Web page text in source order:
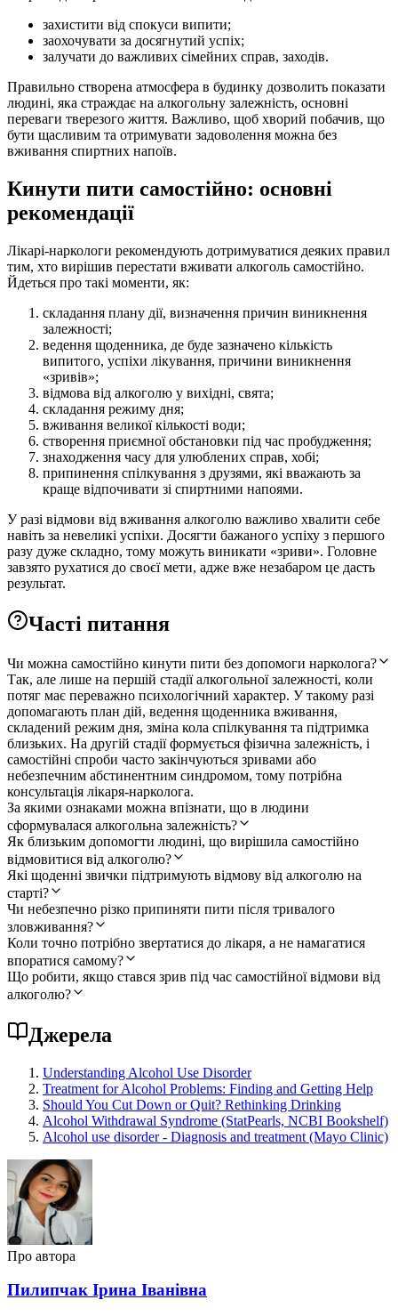
захистити від спокуси випити;
заохочувати за досягнутий успіх;
залучати до важливих сімейних справ, заходів.
Правильно створена атмосфера в будинку дозволить показати
людині, яка страждає на алкогольну залежність, основні
переваги тверезого життя. Важливо, щоб хворий побачив, що
бути щасливим та отримувати задоволення можна без
вживання спиртних напоїв.
Кинути пити самостійно: основні
рекомендації
Лікарі-наркологи рекомендують дотримуватися деяких правил
тим, хто вирішив перестати вживати алкоголь самостійно.
Йдеться про такі моменти, як:
складання плану дії, визначення причин виникнення
залежності;
ведення щоденника, де буде зазначено кількість
випитого, успіхи лікування, причини виникнення
«зривів»;
відмова від алкоголю у вихідні, свята;
складання режиму дня;
вживання великої кількості води;
створення приємної обстановки під час пробудження;
знаходження часу для улюблених справ, хобі;
припинення спілкування з друзями, які вважають за
краще відпочивати зі спиртними напоями.
У разі відмови від вживання алкоголю важливо хвалити себе
навіть за невеликі успіхи. Досягти бажаного успіху з першого
разу дуже складно, тому можуть виникати «зриви». Головне
завзято рухатися до своєї мети, адже вже незабаром це дасть
результат.
Часті питання
Чи можна самостійно кинути пити без допомоги нарколога?
Так, але лише на першій стадії алкогольної залежності, коли
потяг має переважно психологічний характер. У такому разі
допомагають план дій, ведення щоденника вживання,
складений режим дня, зміна кола спілкування та підтримка
близьких. На другій стадії формується фізична залежність, і
самостійні спроби часто закінчуються зривами або
небезпечним абстинентним синдромом, тому потрібна
консультація лікаря-нарколога.
За якими ознаками можна впізнати, що в людини
сформувалася алкогольна залежність?
Як близьким допомогти людині, що вирішила самостійно
відмовитися від алкоголю?
Які щоденні звички підтримують відмову від алкоголю на
старті?
Чи небезпечно різко припиняти пити після тривалого
зловживання?
Коли точно потрібно звертатися до лікаря, а не намагатися
впоратися самому?
Що робити, якщо стався зрив під час самостійної відмови від
алкоголю?
Джерела
Understanding Alcohol Use Disorder
Treatment for Alcohol Problems: Finding and Getting Help
Should You Cut Down or Quit? Rethinking Drinking
Alcohol Withdrawal Syndrome (StatPearls, NCBI Bookshelf)
Alcohol use disorder - Diagnosis and treatment (Mayo Clinic)
Про автора
Пилипчак Ірина Іванівна